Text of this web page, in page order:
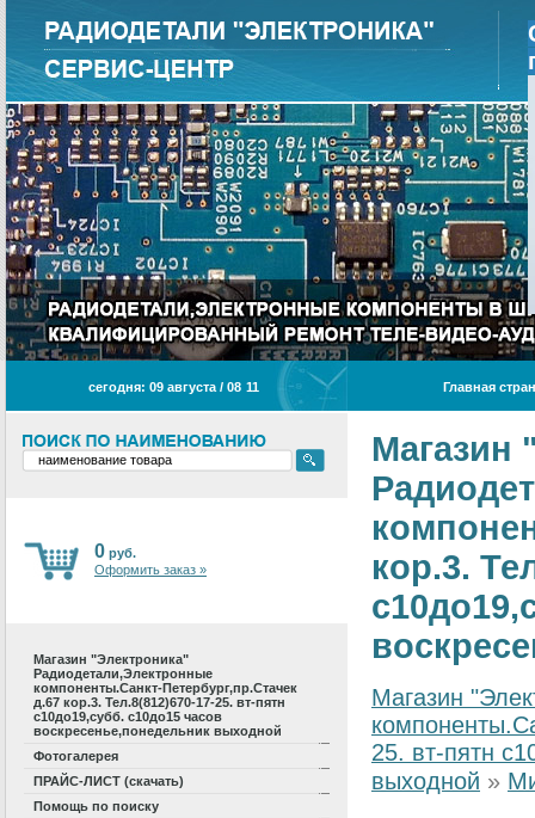
сегодня: 09 августа / 08: 11 Главная
0 руб.
Оформить заказ »
Магазин "Электроника"
Радиодетали,Электронные
компоненты.Санкт-Петербург,пр.Стачек
д.67 кор.3. Тел.8(812)670-17-25. вт-пятн
с10до19,субб. с10до15 часов
воскресенье,понедельник выходной
Фотогалерея
ПРАЙС-ЛИСТ (скачать)
Помощь по поиску
Магазин
кор.3.
Магазин
25. вт-пятн
выходной »